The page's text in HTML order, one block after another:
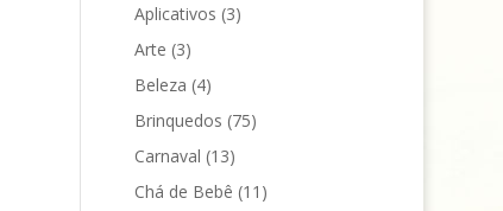
Aplicativos (3)
Arte (3)
Beleza (4)
Brinquedos (75)
Carnaval (13)
Chá de Bebê (11)